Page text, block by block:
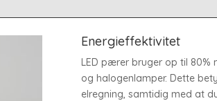
Energieffektivitet
LED pærer bruger op til
og halogenlamper. Dette
elregning, samtidig med at